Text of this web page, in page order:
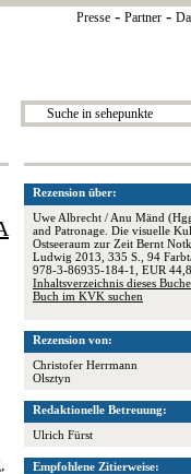
Presse - Partner -
Rezension über:
Uwe Albrecht / Anu Mänd
and Patronage. Die visuelle
Ostseeraum zur Zeit Bernt
Ludwig 2013, 335 S., 94
978-3-86935-184-1, EUR
Inhaltsverzeichnis dieses
Buch im KVK suchen
Rezension von:
Christofer Herrmann
Olsztyn
Redaktionelle Betreuung:
Ulrich Fürst
Empfohlene Zitierweise: